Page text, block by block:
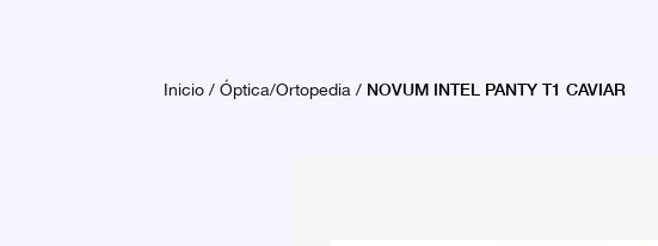
Inicio/Óptica/Ortopedia/ NOVUM INTEL PANTY T1 CAVIAR